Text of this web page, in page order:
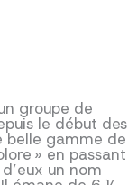
groupe de
le début des
belle gamme de
» en passant
un nom